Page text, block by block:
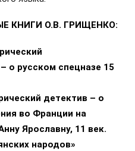
КНИГИ О.В. ГРИЩЕНКО:
о русском спецназе 15
детектив – о
во Франции на
Ярославну, 11 век.
народов»